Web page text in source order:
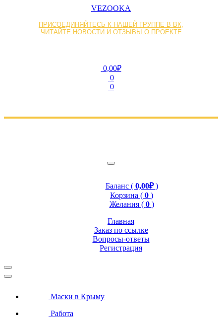
VEZOOKA
ПРИСОЕДИНЯЙТЕСЬ К НАШЕЙ ГРУППЕ В ВК,
ЧИТАЙТЕ НОВОСТИ И ОТЗЫВЫ О ПРОЕКТЕ
0,00₽
0
0
Баланс ( 0,00₽)
Корзина ( 0 )
Желания ( 0 )
Главная
Заказ по ссылке
Вопросы-ответы
Регистрация
Маски в Крыму
Работа